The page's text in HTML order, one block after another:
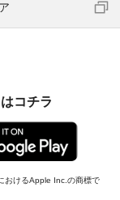
コチラ
おけるApple Inc.の商標で